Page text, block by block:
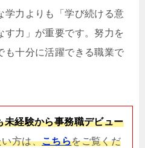
学力よりも「学び続ける意
す力」が重要です。努力を
も十分に活躍できる職業で
未経験から事務職デビュー
方は、こちらをご覧くだ